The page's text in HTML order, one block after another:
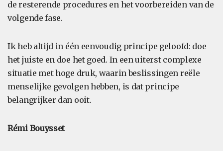
de resterende procedures en het voorbereiden van de
volgende fase.
Ik heb altijd in één eenvoudig principe geloofd: doe
het juiste en doe het goed. In een uiterst complexe
situatie met hoge druk, waarin beslissingen reële
menselijke gevolgen hebben, is dat principe
belangrijker dan ooit.
Rémi Bouysset